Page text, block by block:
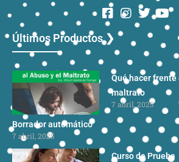
Últimos Productos ❯
Qué hacer frente
maltrato
7 abril, 2025
Borrador automático
7 abril, 2025
Curso de Prueba